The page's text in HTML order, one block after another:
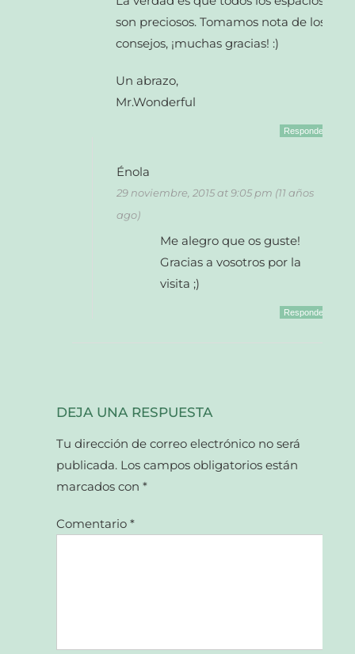
son preciosos. Tomamos nota de los
consejos, ¡muchas gracias! :)
Un abrazo,
Mr.Wonderful
Responder
Énola
29 noviembre, 2015 at 9:05 pm (11 años
ago)
Me alegro que os guste!
Gracias a vosotros por la
visita ;)
Responder
DEJA UNA RESPUESTA
Tu dirección de correo electrónico no será
publicada. Los campos obligatorios están
marcados con*
Comentario*